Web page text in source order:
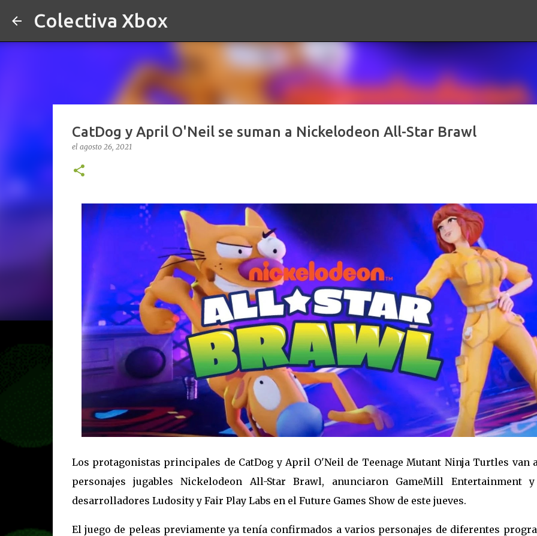
Colectiva Xbox
CatDog y April O'Neil se suman a Nickelodeon All-Star Brawl
el agosto 26, 2021
Los protagonistas principales de CatDog y April O'Neil de Teenage Mutant Ninja Turtles van
personajes jugables Nickelodeon All-Star Brawl, anunciaron GameMill Entertainment
desarrolladores Ludosity y Fair Play Labs en el Future Games Show de este jueves.
El juego de peleas previamente ya tenía confirmados a varios personajes de diferentes